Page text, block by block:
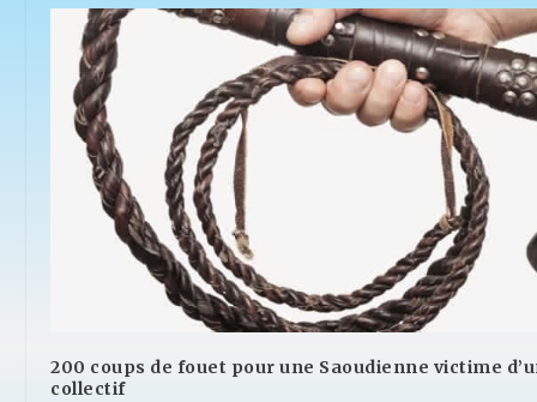
200 coups de fouet pour une Saoudienne victime
collectif